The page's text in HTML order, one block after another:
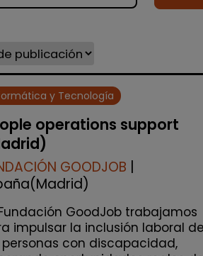
y Tecnología
operations support
GOODJOB |
GoodJob trabajamos
impulsar la inclusión laboral de
personas con discapacidad,